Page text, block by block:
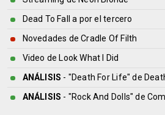
Dead To Fall a por el tercero
Novedades de Cradle Of Filth
Video de Look What I Did
ANÁLISIS - "Death For Life" de
ANÁLISIS - "Rock And Dolls" de